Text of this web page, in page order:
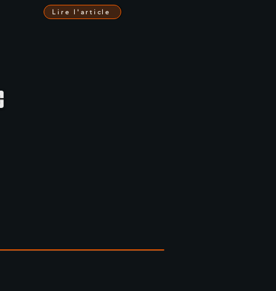
Lire l'article